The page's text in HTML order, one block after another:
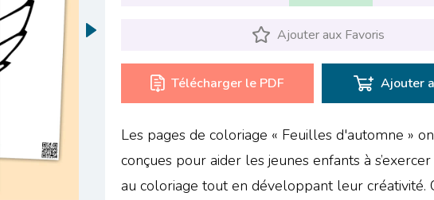
Ajouter aux Favoris
Télécharger le PDF Ajouter
Les pages de coloriage « Feuilles d'automne »
conçues pour aider les jeunes enfants à
au coloriage tout en développant leur créativité.